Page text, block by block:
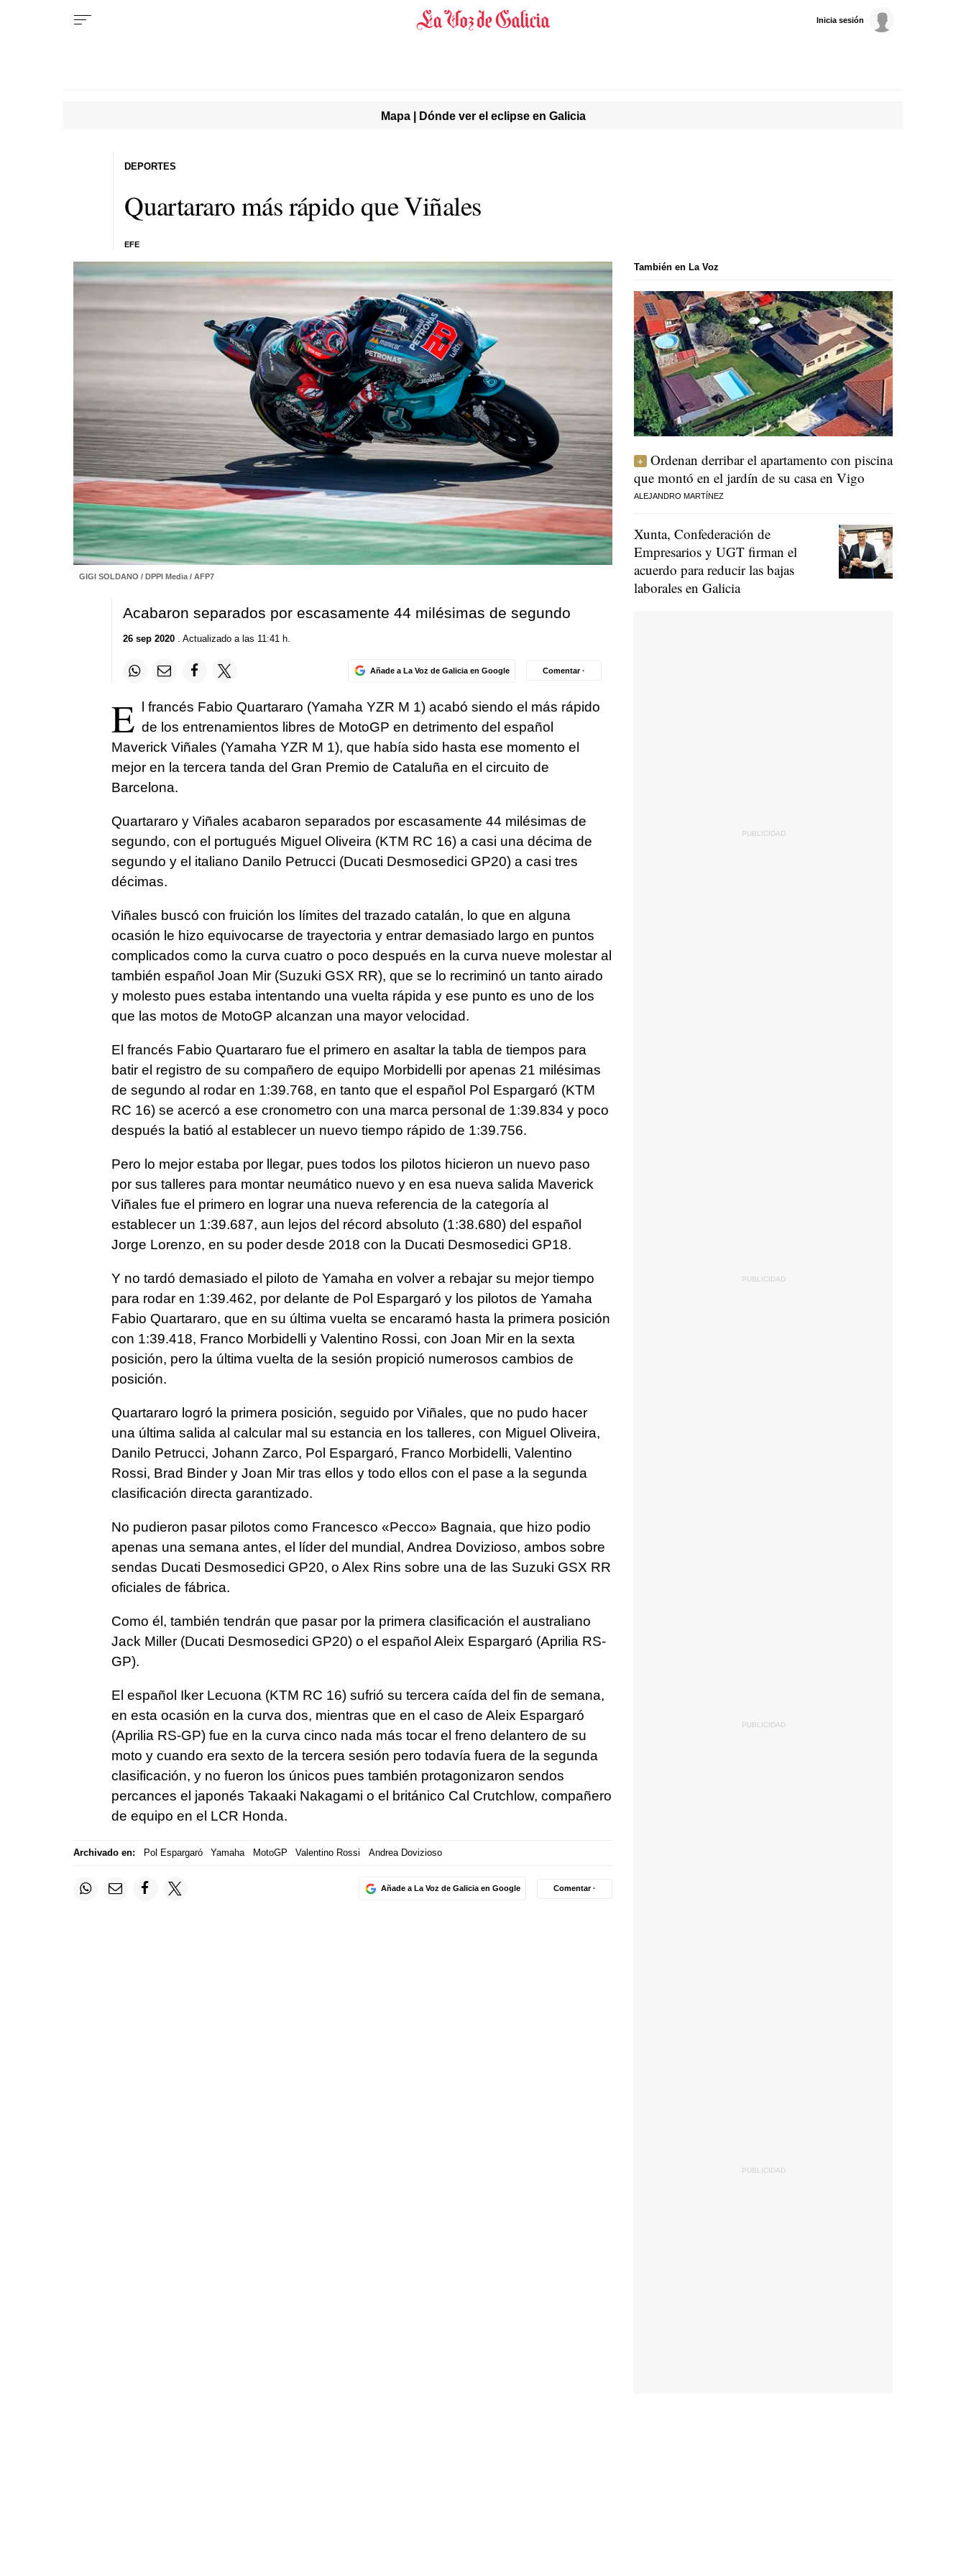
Inicia sesión
Mapa | Dónde ver el eclipse en Galicia
Quartararo más rápido que Viñales
EFE
DEPORTES
GIGI SOLDANO / DPPI Media / AFP7
Acabaron separados por escasamente 44 milésimas de segundo
26 sep 2020. Actualizado a las 11:41 h.
Añade a La Voz de Galicia en Google Comentar ·
E l francés Fabio Quartararo (Yamaha YZR M 1) acabó siendo el más rápido
de los entrenamientos libres de MotoGP en detrimento del español
Maverick Viñales (Yamaha YZR M 1), que había sido hasta ese momento el
mejor en la tercera tanda del Gran Premio de Cataluña en el circuito de
Barcelona.
Quartararo y Viñales acabaron separados por escasamente 44 milésimas de
segundo, con el portugués Miguel Oliveira (KTM RC 16) a casi una décima de
segundo y el italiano Danilo Petrucci (Ducati Desmosedici GP20) a casi tres
décimas.
Viñales buscó con fruición los límites del trazado catalán, lo que en alguna
ocasión le hizo equivocarse de trayectoria y entrar demasiado largo en puntos
complicados como la curva cuatro o poco después en la curva nueve molestar al
también español Joan Mir (Suzuki GSX RR), que se lo recriminó un tanto airado
y molesto pues estaba intentando una vuelta rápida y ese punto es uno de los
que las motos de MotoGP alcanzan una mayor velocidad.
El francés Fabio Quartararo fue el primero en asaltar la tabla de tiempos para
batir el registro de su compañero de equipo Morbidelli por apenas 21 milésimas
de segundo al rodar en 1:39.768, en tanto que el español Pol Espargaró (KTM
RC 16) se acercó a ese cronometro con una marca personal de 1:39.834 y poco
después la batió al establecer un nuevo tiempo rápido de 1:39.756.
Pero lo mejor estaba por llegar, pues todos los pilotos hicieron un nuevo paso
por sus talleres para montar neumático nuevo y en esa nueva salida Maverick
Viñales fue el primero en lograr una nueva referencia de la categoría al
establecer un 1:39.687, aun lejos del récord absoluto (1:38.680) del español
Jorge Lorenzo, en su poder desde 2018 con la Ducati Desmosedici GP18.
Y no tardó demasiado el piloto de Yamaha en volver a rebajar su mejor tiempo
para rodar en 1:39.462, por delante de Pol Espargaró y los pilotos de Yamaha
Fabio Quartararo, que en su última vuelta se encaramó hasta la primera posición
con 1:39.418, Franco Morbidelli y Valentino Rossi, con Joan Mir en la sexta
posición, pero la última vuelta de la sesión propició numerosos cambios de
posición.
Quartararo logró la primera posición, seguido por Viñales, que no pudo hacer
una última salida al calcular mal su estancia en los talleres, con Miguel Oliveira,
Danilo Petrucci, Johann Zarco, Pol Espargaró, Franco Morbidelli, Valentino
Rossi, Brad Binder y Joan Mir tras ellos y todo ellos con el pase a la segunda
clasificación directa garantizado.
No pudieron pasar pilotos como Francesco «Pecco» Bagnaia, que hizo podio
apenas una semana antes, el líder del mundial, Andrea Dovizioso, ambos sobre
sendas Ducati Desmosedici GP20, o Alex Rins sobre una de las Suzuki GSX RR
oficiales de fábrica.
Como él, también tendrán que pasar por la primera clasificación el australiano
Jack Miller (Ducati Desmosedici GP20) o el español Aleix Espargaró (Aprilia RS-
GP).
El español Iker Lecuona (KTM RC 16) sufrió su tercera caída del fin de semana,
en esta ocasión en la curva dos, mientras que en el caso de Aleix Espargaró
(Aprilia RS-GP) fue en la curva cinco nada más tocar el freno delantero de su
moto y cuando era sexto de la tercera sesión pero todavía fuera de la segunda
clasificación, y no fueron los únicos pues también protagonizaron sendos
percances el japonés Takaaki Nakagami o el británico Cal Crutchlow, compañero
de equipo en el LCR Honda.
Archivado en: Pol Espargaró Yamaha MotoGP Valentino Rossi Andrea Dovizioso
Añade a La Voz de Galicia en Google Comentar ·
También en La Voz
Ordenan derribar el apartamento con piscina
que montó en el jardín de su casa en Vigo
ALEJANDRO MARTÍNEZ
Xunta, Confederación de
Empresarios y UGT firman el
acuerdo para reducir las bajas
laborales en Galicia